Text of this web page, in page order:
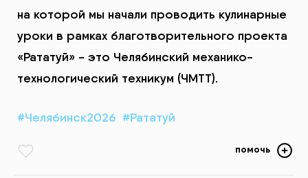
на которой мы начали проводить кулинарные
уроки в рамках благотворительного проекта
«Рататуй» - это Челябинский механико-
технологический техникум (ЧМТТ).
#Челябинск2026 #Рататуй
помочь